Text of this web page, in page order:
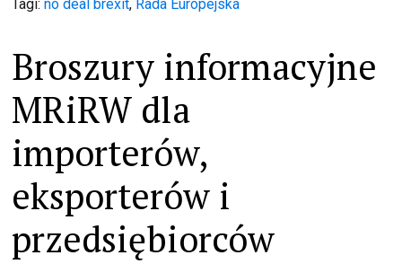
Tagi:no deal brexit, Rada Europejska
Broszury informacyjne
MRiRW dla
importerów,
eksporterów i
przedsiębiorców